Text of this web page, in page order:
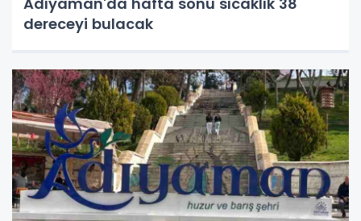
dereceyi bulacak